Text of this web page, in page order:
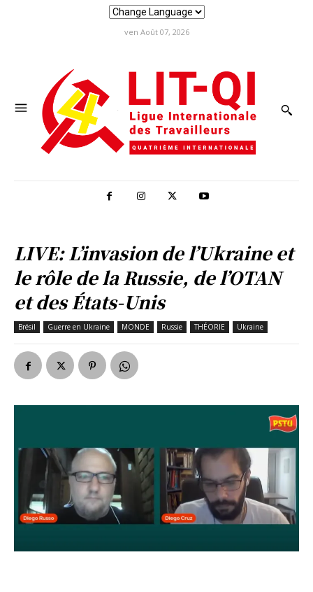
ven Août 07, 2026
LIVE: L’invasion de l’Ukraine et
le rôle de la Russie, de l’OTAN
et des États-Unis
Brésil Guerre en Ukraine MONDE Russie THÉORIE Ukraine